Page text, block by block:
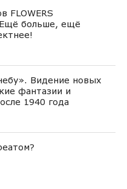
FLOWERS
больше, ещё
Видение новых
фантазии и
1940 года